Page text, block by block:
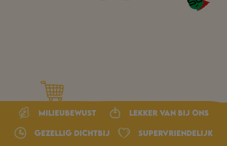
Milieubewust Lekker van bij ons
Gezellig dichtbij Supervriendelijk